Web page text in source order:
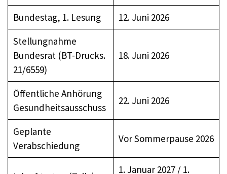
Bundestag, 1. Lesung
12. Juni 2026
Stellungnahme
Bundesrat (BT-Drucks.
21/6559)
18. Juni 2026
Öffentliche Anhörung
Gesundheitsausschuss
22. Juni 2026
Geplante
Verabschiedung
Vor Sommerpause 2026
1. Januar 2027 / 1.